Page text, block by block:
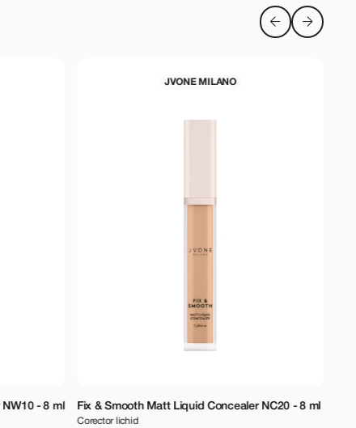
JVONE MILANO
Fix & Smooth Matt Liquid Concealer NC20 - 8 ml All Over Stick